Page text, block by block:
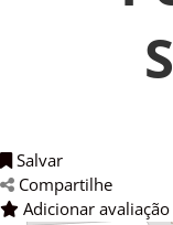
Salvar
Compartilhe
Adicionar avaliação